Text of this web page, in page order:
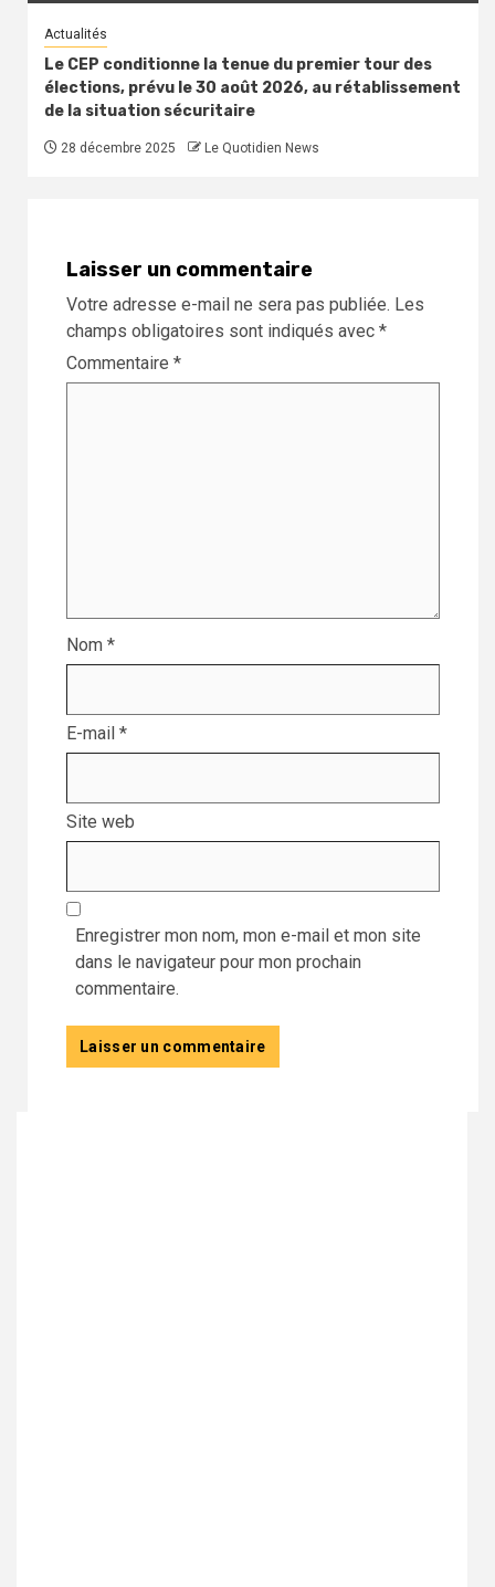
Actualités
Le CEP conditionne la tenue du premier tour des
élections, prévu le 30 août 2026, au rétablissement
de la situation sécuritaire
28 décembre 2025 Le Quotidien News
Laisser un commentaire
Votre adresse e-mail ne sera pas publiée. Les
champs obligatoires sont indiqués avec *
Commentaire *
Nom *
E-mail *
Site web
Enregistrer mon nom, mon e-mail et mon site
dans le navigateur pour mon prochain
commentaire.